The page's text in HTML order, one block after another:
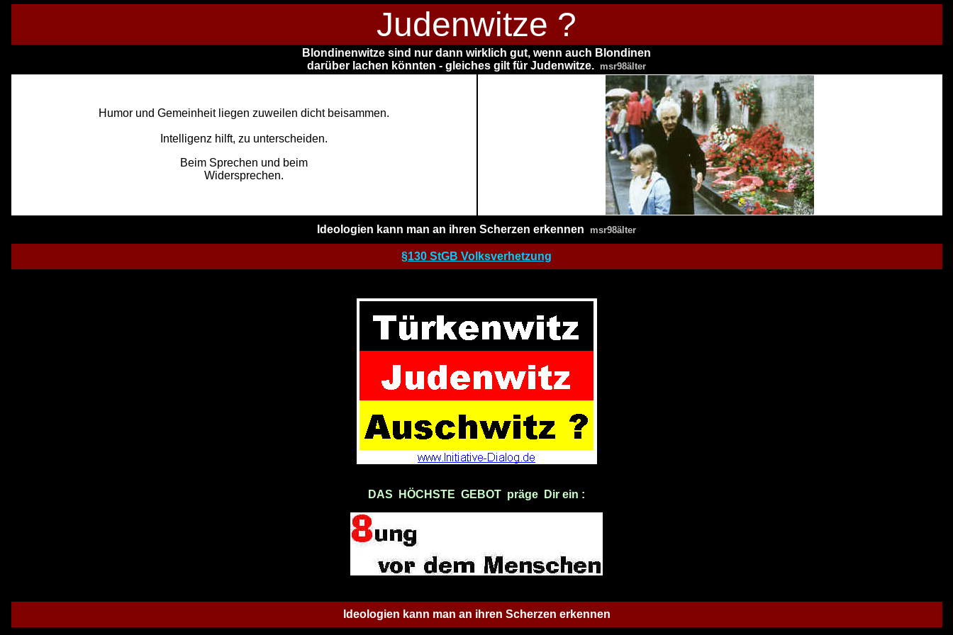
Judenwitze ?
Blondinenwitze sind nur dann wirklich gut, wenn auch Blondinen
darüber lachen könnten - gleiches gilt für Judenwitze. msr98älter
Humor und Gemeinheit liegen zuweilen dicht beisammen.
Intelligenz hilft, zu unterscheiden.
Beim Sprechen und beim
Widersprechen.
Ideologien kann man an ihren Scherzen erkennen msr98älter
§130 StGB Volksverhetzung
DAS HÖCHSTE GEBOT präge Dir ein :
Ideologien kann man an ihren Scherzen erkennen